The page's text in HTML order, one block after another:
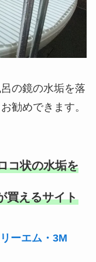
の鏡の水垢を落
勧めできます。
コ状の水垢を
買えるサイト
ーエム・3M